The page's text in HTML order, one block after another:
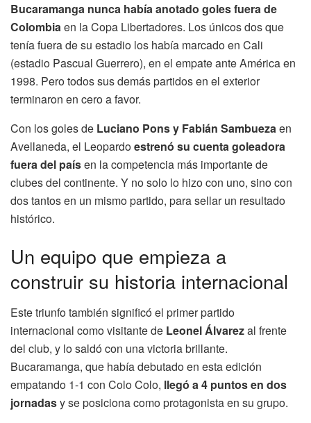
Bucaramanga nunca había anotado goles fuera de
Colombiaen la Copa Libertadores. Los únicos dos que
tenía fuera de su estadio los había marcado en Cali
(estadio Pascual Guerrero), en el empate ante América en
1998. Pero todos sus demás partidos en el exterior
terminaron en cero a favor.
Con los goles de Luciano Pons y Fabián Sambuezaen
Avellaneda, el Leopardoestrenó su cuenta goleadora
fuera del paísen la competencia más importante de
clubes del continente. Y no solo lo hizo con uno, sino con
dos tantos en un mismo partido, para sellar un resultado
histórico.
Un equipo que empieza a
construir su historia internacional
Este triunfo también significó el primer partido
internacional como visitante de Leonel Álvarezal frente
del club, y lo saldó con una victoria brillante.
Bucaramanga, que había debutado en esta edición
empatando 1-1 con Colo Colo, llegó a 4 puntos en dos
jornadasy se posiciona como protagonista en su grupo.